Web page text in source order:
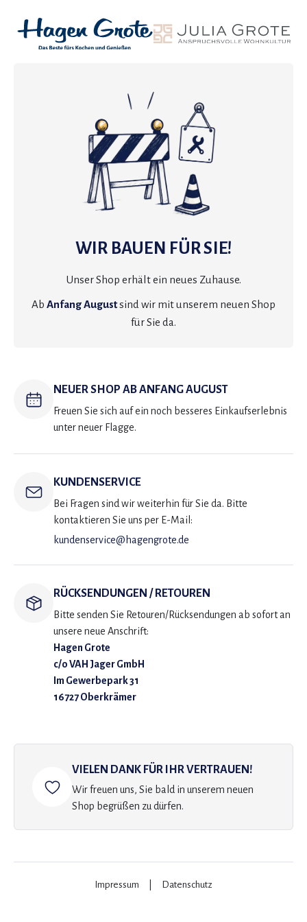
WIR BAUEN FÜR SIE!
Unser Shop erhält ein neues Zuhause.
Ab Anfang Augustsind wir mit unserem neuen Shop
für Sie da.
NEUER SHOP AB ANFANG AUGUST
Freuen Sie sich auf ein noch besseres Einkaufserlebnis
unter neuer Flagge.
KUNDENSERVICE
Bei Fragen sind wir weiterhin für Sie da. Bitte
kontaktieren Sie uns per E-Mail:
kundenservice@hagengrote.de
RÜCKSENDUNGEN / RETOUREN
Bitte senden Sie Retouren/Rücksendungen ab sofort an
unsere neue Anschrift:
Hagen Grote
c/o VAH Jager GmbH
Im Gewerbepark 31
16727 Oberkrämer
VIELEN DANK FÜR IHR VERTRAUEN!
Wir freuen uns, Sie bald in unserem neuen
Shop begrüßen zu dürfen.
Impressum Datenschutz